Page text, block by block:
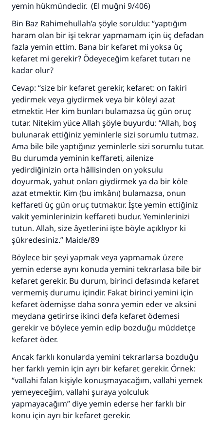
yemin hükmündedir. (El muğni 9/406)
Bin Baz Rahimehullah’a şöyle soruldu: “yaptığım
haram olan bir işi tekrar yapmamam için üç defadan
fazla yemin ettim. Bana bir kefaret mi yoksa üç
kefaret mi gerekir? Ödeyeceğim kefaret tutarı ne
kadar olur?
Cevap: “size bir kefaret gerekir, kefaret: on fakiri
yedirmek veya giydirmek veya bir köleyi azat
etmektir. Her kim bunları bulamazsa üç gün oruç
tutar. Nitekim yüce Allah şöyle buyurdu: “Allah, boş
bulunarak ettiğiniz yeminlerle sizi sorumlu tutmaz.
Ama bile bile yaptığınız yeminlerle sizi sorumlu tutar.
Bu durumda yeminin keffareti, ailenize
yedirdiğinizin orta hâllisinden on yoksulu
doyurmak, yahut onları giydirmek ya da bir köle
azat etmektir. Kim (bu imkânı) bulamazsa, onun
keffareti üç gün oruç tutmaktır. İşte yemin ettiğiniz
vakit yeminlerinizin keffareti budur. Yeminlerinizi
tutun. Allah, size âyetlerini işte böyle açıklıyor ki
şükredesiniz.” Maide/89
Böylece bir şeyi yapmak veya yapmamak üzere
yemin ederse aynı konuda yemini tekrarlasa bile bir
kefaret gerekir. Bu durum, birinci defasında kefaret
vermemiş durumu içindir. Fakat birinci yemini için
kefaret ödemişse daha sonra yemin eder ve aksini
meydana getirirse ikinci defa kefaret ödemesi
gerekir ve böylece yemin edip bozduğu müddetçe
kefaret öder.
Ancak farklı konularda yemini tekrarlarsa bozduğu
her farklı yemin için ayrı bir kefaret gerekir. Örnek:
“vallahi falan kişiyle konuşmayacağım, vallahi yemek
yemeyeceğim, vallahi şuraya yolculuk
yapmayacağım” diye yemin ederse her farklı bir
konu için ayrı bir kefaret gerekir.
110845 Nolu Cevap, bir evliliği
kurtardı.
Ümmete cevapları ulaştırmak için bizi destekle
Her kim bir hayra yol gösterirse , hayrı yapan
kişinin sevabı kadar ona sevap yazılır.
(MUSLIM 1893)
Şimdi katkı yapın!